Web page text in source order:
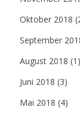
Oktober 2018
September
August 2018 (1)
Juni 2018 (3)
Mai 2018 (4)